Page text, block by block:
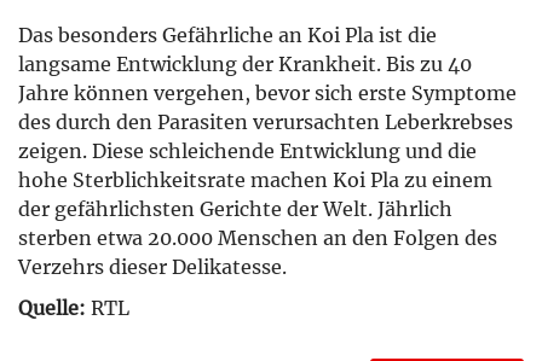
Das besonders Gefährliche an Koi Pla ist die
langsame Entwicklung der Krankheit. Bis zu 40
Jahre können vergehen, bevor sich erste Symptome
des durch den Parasiten verursachten Leberkrebses
zeigen. Diese schleichende Entwicklung und die
hohe Sterblichkeitsrate machen Koi Pla zu einem
der gefährlichsten Gerichte der Welt. Jährlich
sterben etwa 20.000 Menschen an den Folgen des
Verzehrs dieser Delikatesse.
Quelle: RTL